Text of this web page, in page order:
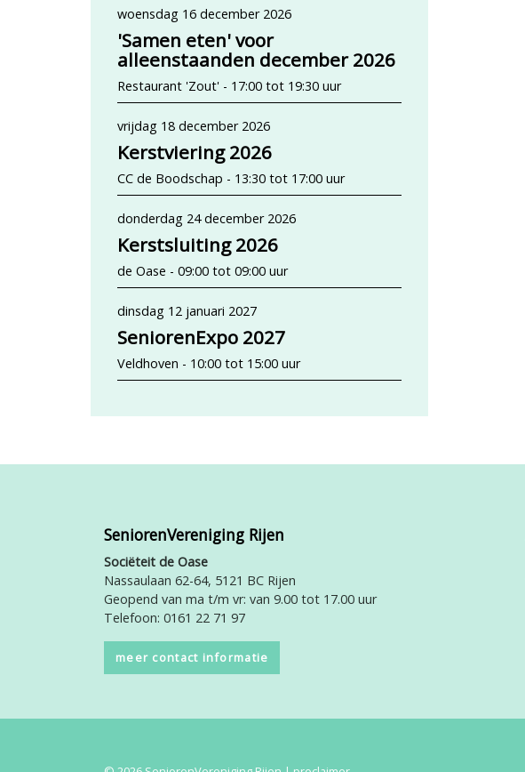
woensdag 16 december 2026
'Samen eten' voor
alleenstaanden december 2026
Restaurant 'Zout' - 17:00 tot 19:30 uur
vrijdag 18 december 2026
Kerstviering 2026
CC de Boodschap - 13:30 tot 17:00 uur
donderdag 24 december 2026
Kerstsluiting 2026
de Oase - 09:00 tot 09:00 uur
dinsdag 12 januari 2027
SeniorenExpo 2027
Veldhoven - 10:00 tot 15:00 uur
SeniorenVereniging Rijen
Sociëteit de Oase
Nassaulaan 62-64, 5121 BC Rijen
Geopend van ma t/m vr: van 9.00 tot 17.00 uur
Telefoon: 0161 22 71 97
meer contact informatie